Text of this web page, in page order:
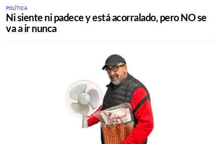
POLÍTICA
Ni siente ni padece y está acorralado, pero NO se
va a ir nunca